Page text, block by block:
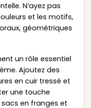
N’ayez pas
et les motifs,
géométriques
un rôle essentiel
Ajoutez des
en cuir tressé et
une touche
en franges et